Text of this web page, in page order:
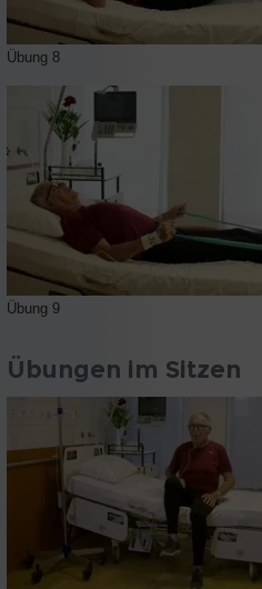
Übung 8
Übung 9
Übungen im Sitzen